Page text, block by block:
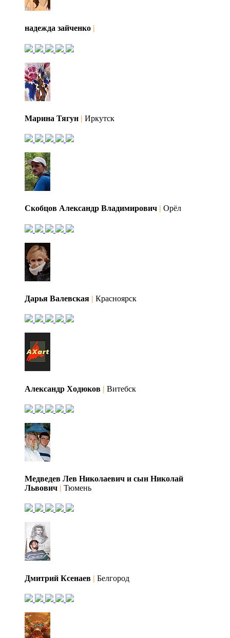
надежда зайченко |
Марина Тягун | Иркутск
Скобцов Александр Владимирович Орёл
Дарья Валевская | Красноярск
Александр Ходюков | Витебск
Медведев Лев Николаевич и сын Николай
Львович | Тюмень
Дмитрий Ксенаев | Белгород